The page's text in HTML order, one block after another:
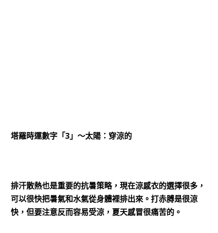
塔羅時運數字「3」～太陽：穿涼的
排汗散熱也是重要的抗暑策略，現在涼感衣的選擇很多，
可以很快把暑氣和水氣從身體裡排出來。打赤膊是很涼
快，但要注意反而容易受涼，夏天感冒很痛苦的。